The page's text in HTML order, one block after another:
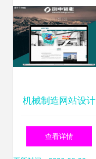
机械制造网站设计
制作 五大核心理念
查看详情